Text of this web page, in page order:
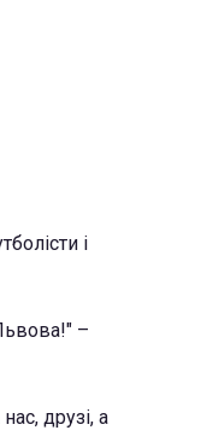
і
–
друзі, а